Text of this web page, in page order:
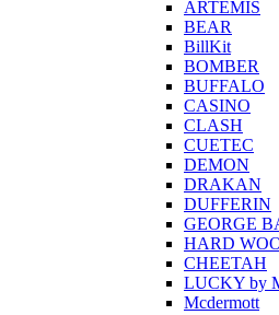
ARTEMIS
BEAR
BillKit
BOMBER
BUFFALO
CASINO
CLASH
CUETEC
DEMON
DRAKAN
DUFFERIN
GEORGE
HARD
CHEETAH
LUCKY by
Mcdermott